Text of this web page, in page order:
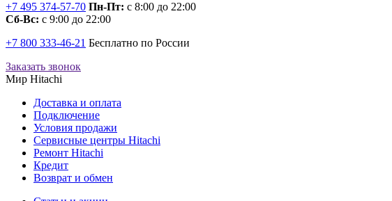
+7 495 374-57-70 Пн-Пт: с 8:00 до 22:00
Сб-Вс: с 9:00 до 22:00
+7 800 333-46-21 Бесплатно по России
Заказать звонок
Мир Hitachi
Доставка и оплата
Подключение
Условия продажи
Сервисные центры Hitachi
Ремонт Hitachi
Кредит
Возврат и обмен